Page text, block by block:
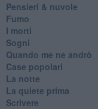
Pensieri & nuvole
Fumo
I morti
Sogni
Quando me ne andrò
Case popolari
La notte
La quiete prima
Scrivere